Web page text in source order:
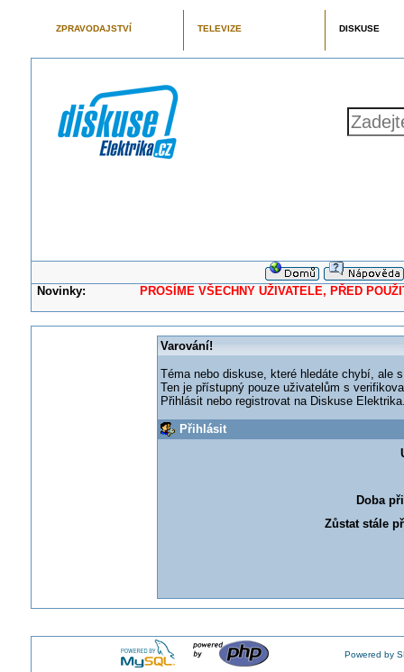
ZPRAVODAJSTVÍ TELEVIZE DISKUSE
Novinky: PROSÍME VŠECHNY UŽIVATELE, PŘED
Varování!
Téma nebo diskuse, které hledáte chybí, ale
Ten je přístupný pouze uživatelům s
Přihlásit nebo registrovat na Diskuse
Přihlásit
Doba
Zůstat stále
Powered by